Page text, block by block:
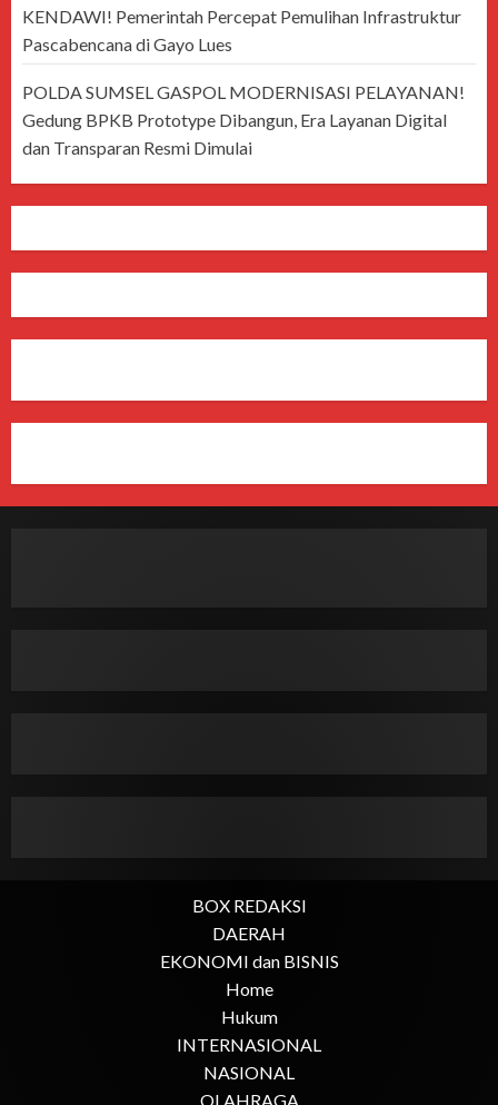
KENDAWI! Pemerintah Percepat Pemulihan Infrastruktur
Pascabencana di Gayo Lues
POLDA SUMSEL GASPOL MODERNISASI PELAYANAN!
Gedung BPKB Prototype Dibangun, Era Layanan Digital
dan Transparan Resmi Dimulai
BOX REDAKSI
DAERAH
EKONOMI dan BISNIS
Home
Hukum
INTERNASIONAL
NASIONAL
OLAHRAGA